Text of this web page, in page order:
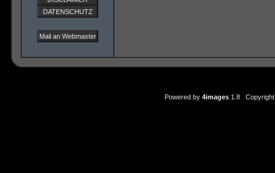
DATENSCHUTZ
Mail an Webmaster
Powered by 4images1.8 Copyright